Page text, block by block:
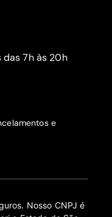
7h às 20h
e
Nosso CNPJ é